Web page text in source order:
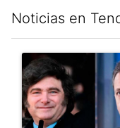
Noticias en
Un artículo de